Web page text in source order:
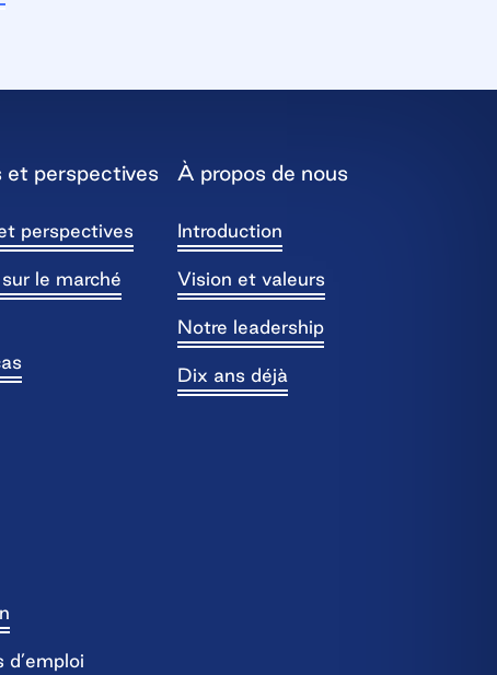
et perspectives
perspectives
le marché
À propos de nous
Introduction
Vision et valeurs
Notre leadership
Dix ans déjà
d’emploi